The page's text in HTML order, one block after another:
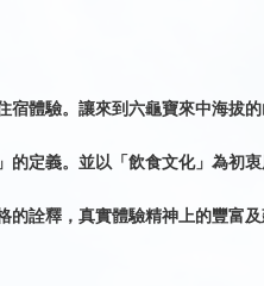
宿體驗。讓來到六龜寶來中海拔
的定義。並以「飲食文化」為初
的詮釋，真實體驗精神上的豐富